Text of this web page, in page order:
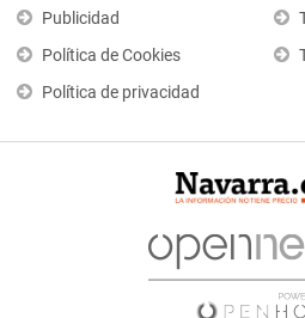
Publicidad
Política de Cookies
Política de privacidad